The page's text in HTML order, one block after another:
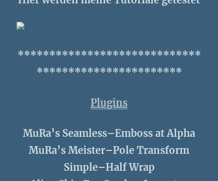
*****************************
***********************
Plugins
MuRa’s Seamless–Emboss at Alpha
MuRa’s Meister–Pole Transform
Simple–Half Wrap